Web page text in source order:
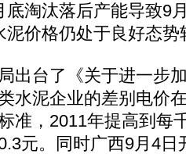
底淘汰落后产能导致9
价格仍处于良好态势
台了《关于进一步
水泥企业的差别电价
准，2011年提高到每
元。同时广西9月4日